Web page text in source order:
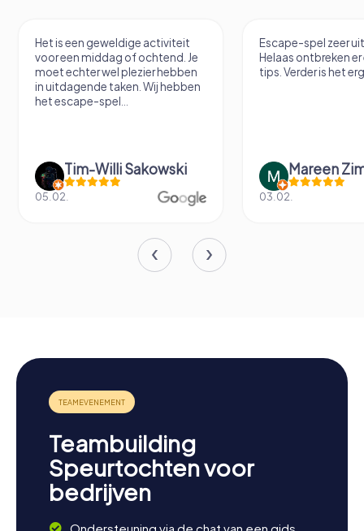
Het is een geweldige activiteit
voor een middag of ochtend. Je
moet echter wel plezier hebben
in uitdagende taken. Wij hebben
het escape-spel...
Tim-Willi Sakowski
05.02.
Escape-spel zeer
Helaas ontbreken er
tips. Verder is het
Mareen
03.02.
Teambuilding
Speurtochten voor
bedrijven